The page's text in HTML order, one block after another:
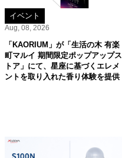
イベント
Aug, 08, 2026
「KAORIUM」が「生活の木 有楽
町マルイ 期間限定ポップアップス
トア」にて、星座に基づくエレメ
ントを取り入れた香り体験を提供